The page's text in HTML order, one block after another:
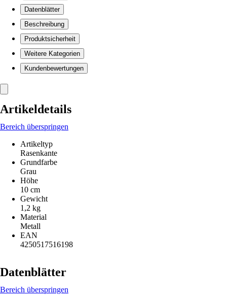
Datenblätter
Beschreibung
Produktsicherheit
Weitere Kategorien
Kundenbewertungen
Artikeldetails
Bereich überspringen
Artikeltyp
Rasenkante
Grundfarbe
Grau
Höhe
10 cm
Gewicht
1,2 kg
Material
Metall
EAN
4250517516198
Datenblätter
Bereich überspringen